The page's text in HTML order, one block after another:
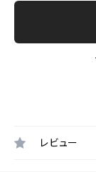
レビュー